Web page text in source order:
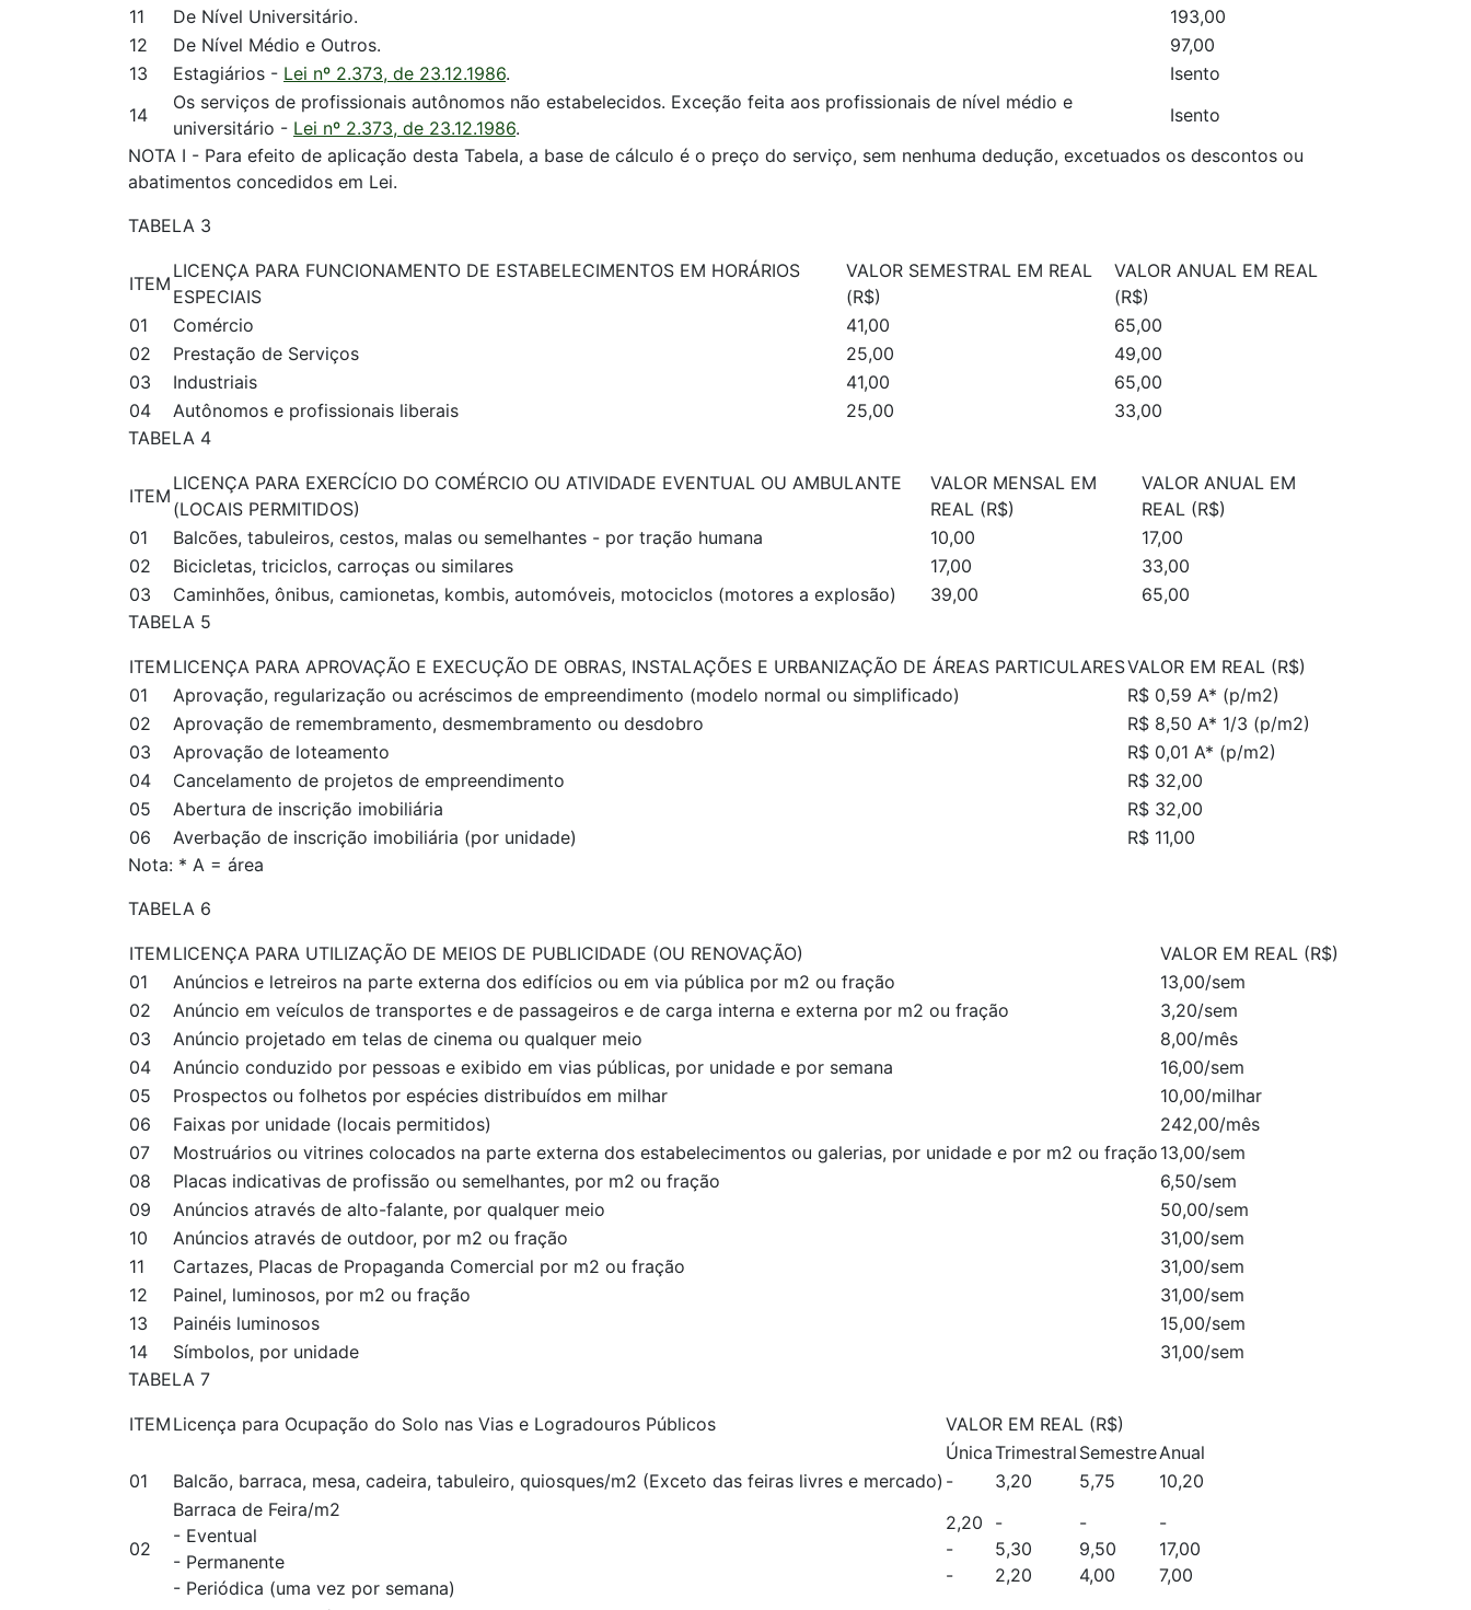
11
De Nível Universitário.
193,00
12
De Nível Médio e Outros.
97,00
13
Estagiários - Lei nº 2.373, de 23.12.1986.
Isento
14
Os serviços de profissionais autônomos não estabelecidos. Exceção feita aos profissionais de nível médio e
universitário - Lei nº 2.373, de 23.12.1986.
Isento
NOTA I - Para efeito de aplicação desta Tabela, a base de cálculo é o preço do serviço, sem nenhuma dedução, excetuados os descontos ou
abatimentos concedidos em Lei.
TABELA 3
ITEM
LICENÇA PARA FUNCIONAMENTO DE ESTABELECIMENTOS EM HORÁRIOS
ESPECIAIS
VALOR SEMESTRAL EM REAL
(R$)
VALOR ANUAL EM REAL
(R$)
01
Comércio 41,00
65,00
02
Prestação de Serviços 25,00
49,00
03
Industriais 41,00
65,00
04
Autônomos e profissionais liberais 25,00
33,00
TABELA 4
ITEM
LICENÇA PARA EXERCÍCIO DO COMÉRCIO OU ATIVIDADE EVENTUAL OU AMBULANTE
(LOCAIS PERMITIDOS)
VALOR MENSAL EM
REAL (R$)
VALOR ANUAL EM
REAL (R$)
01
Balcões, tabuleiros, cestos, malas ou semelhantes - por tração humana 10,00
17,00
02
Bicicletas, triciclos, carroças ou similares 17,00
33,00
03
Caminhões, ônibus, camionetas, kombis, automóveis, motociclos (motores a explosão) 39,00
65,00
TABELA 5
ITEM LICENÇA PARA APROVAÇÃO E EXECUÇÃO DE OBRAS, INSTALAÇÕES E URBANIZAÇÃO DE ÁREAS PARTICULARESVALOR EM REAL (R$)
01
Aprovação, regularização ou acréscimos de empreendimento (modelo normal ou simplificado)
R$ 0,59 A* (p/m2)
02
Aprovação de remembramento, desmembramento ou desdobro
R$ 8,50 A* 1/3 (p/m2)
03
Aprovação de loteamento
R$ 0,01 A* (p/m2)
04
Cancelamento de projetos de empreendimento
R$ 32,00
05
Abertura de inscrição imobiliária
R$ 32,00
06
Averbação de inscrição imobiliária (por unidade)
R$ 11,00
Nota: * A = área
TABELA 6
ITEM LICENÇA PARA UTILIZAÇÃO DE MEIOS DE PUBLICIDADE (OU RENOVAÇÃO)
VALOR EM REAL (R$)
01
Anúncios e letreiros na parte externa dos edifícios ou em via pública por m2 ou fração
13,00/sem
02
Anúncio em veículos de transportes e de passageiros e de carga interna e externa por m2 ou fração
3,20/sem
03
Anúncio projetado em telas de cinema ou qualquer meio
8,00/mês
04
Anúncio conduzido por pessoas e exibido em vias públicas, por unidade e por semana
16,00/sem
05
Prospectos ou folhetos por espécies distribuídos em milhar
10,00/milhar
06
Faixas por unidade (locais permitidos)
242,00/mês
07
Mostruários ou vitrines colocados na parte externa dos estabelecimentos ou galerias, por unidade e por m2 ou fração 13,00/sem
08
Placas indicativas de profissão ou semelhantes, por m2 ou fração
6,50/sem
09
Anúncios através de alto-falante, por qualquer meio
50,00/sem
10
Anúncios através de outdoor, por m2 ou fração
31,00/sem
11
Cartazes, Placas de Propaganda Comercial por m2 ou fração
31,00/sem
12
Painel, luminosos, por m2 ou fração
31,00/sem
13
Painéis luminosos
15,00/sem
14
Símbolos, por unidade
31,00/sem
TABELA 7
ITEM Licença para Ocupação do Solo nas Vias e Logradouros Públicos
VALOR EM REAL (R$)
ÚnicaTrimestral SemestreAnual
01
Balcão, barraca, mesa, cadeira, tabuleiro, quiosques/m2 (Exceto das feiras livres e mercado) - 3,20 5,75 10,20
02
Barraca de Feira/m2
- Eventual
- Permanente
- Periódica (uma vez por semana)
2,20
-
-
-
5,30
2,20
-
9,50
4,00
-
17,00
7,00